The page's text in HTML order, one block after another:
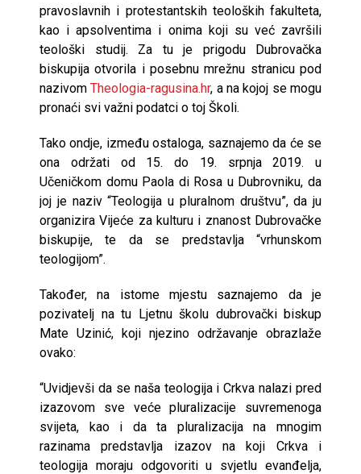
pravoslavnih i protestantskih teoloških fakulteta,
kao i apsolventima i onima koji su već završili
teološki studij. Za tu je prigodu Dubrovačka
biskupija otvorila i posebnu mrežnu stranicu pod
nazivomTheologia-ragusina.hr, a na kojoj se mogu
pronaći svi važni podatci o toj Školi.
Tako ondje, između ostaloga, saznajemo da će se
ona održati od 15. do 19. srpnja 2019. u
Učeničkom domu Paola di Rosa u Dubrovniku, da
joj je naziv “Teologija u pluralnom društvu”, da ju
organizira Vijeće za kulturu i znanost Dubrovačke
biskupije, te da se predstavlja “vrhunskom
teologijom”.
Također, na istome mjestu saznajemo da je
pozivatelj na tu Ljetnu školu dubrovački biskup
Mate Uzinić, koji njezino održavanje obrazlaže
ovako:
“Uvidjevši da se naša teologija i Crkva nalazi pred
izazovom sve veće pluralizacije suvremenoga
svijeta, kao i da ta pluralizacija na mnogim
razinama predstavlja izazov na koji Crkva i
teologija moraju odgovoriti u svjetlu evanđelja,